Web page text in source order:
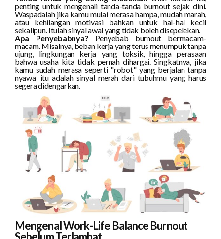
penting untuk mengenali tanda-tanda burnout sejak dini.
Waspadalah jika kamu mulai merasa hampa, mudah marah,
atau kehilangan motivasi bahkan untuk hal-hal kecil
sekalipun. Itulah sinyal awal yang tidak boleh disepelekan.
Apa Penyebabnya? Penyebab burnout bermacam-
macam. Misalnya, beban kerja yang terus menumpuk tanpa
ujung, lingkungan kerja yang toksik, hingga perasaan
bahwa usaha kita tidak pernah dihargai. Singkatnya, jika
kamu sudah merasa seperti "robot" yang berjalan tanpa
nyawa, itu adalah sinyal merah dari tubuhmu yang harus
segera didengarkan.
Mengenal Work-Life Balance Burnout